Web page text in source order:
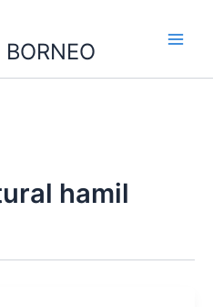
hamil